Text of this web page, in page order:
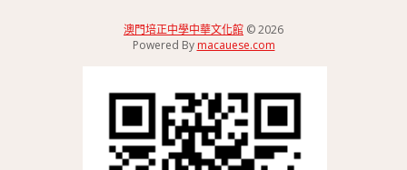
澳門培正中學中華文化館 © 2026
Powered By macauese.com